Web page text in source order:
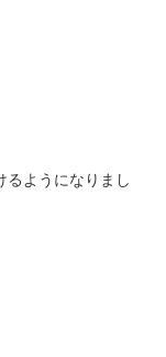
るようになりまし